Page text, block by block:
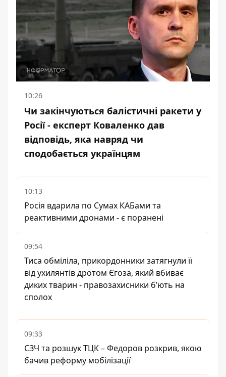
10:26
Чи закінчуються балістичні ракети у
Росії - експерт Коваленко дав
відповідь, яка навряд чи
сподобається українцям
10:13
Росія вдарила по Сумах КАБами та
реактивними дронами - є поранені
09:54
Тиса обміліла, прикордонники затягнули її
від ухилянтів дротом Єгоза, який вбиває
диких тварин - правозахисники бʼють на
сполох
09:33
СЗЧ та розшук ТЦК – Федоров розкрив, якою
бачив реформу мобілізації